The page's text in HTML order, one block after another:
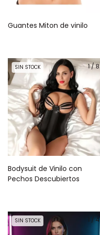
Guantes Miton de vinilo
1/8
SIN STOCK
Bodysuit de Vinilo con
Pechos Descubiertos
1 /4
SIN STOCK